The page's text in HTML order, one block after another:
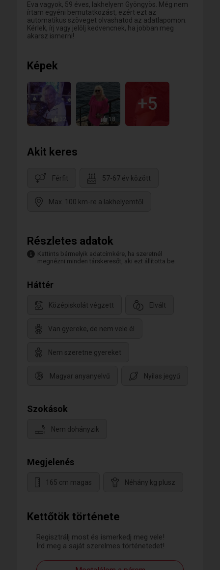
Kettőtök története
Regisztrálj most és ismerkedj meg vele!
Írd meg a saját szerelmes történetedet!
Eva vagyok, 59 éves, lakhelyem Gyöngyös. Még nem
írtam egyéni bemutatkozást, ezért ezt az
automatikus szöveget olvashatod az adatlapomon.
Kérlek, írj vagy jelölj kedvencnek, ha jobban meg
akarsz ismerni!
Képek
32 18
+5
Akit keres
Férfit 57-67 év között
Max. 100 km-re a lakhelyemtől
Részletes adatok
Kattints bármelyik adatcímkére, ha szeretnél
megnézni minden társkeresőt, aki ezt állította be.
Háttér
Középiskolát végzett Elvált
Van gyereke, de nem vele él
Nem szeretne gyereket
Magyar anyanyelvű Nyilas jegyű
Szokások
Nem dohányzik
Megjelenés
165 cm magas Néhány kg plusz